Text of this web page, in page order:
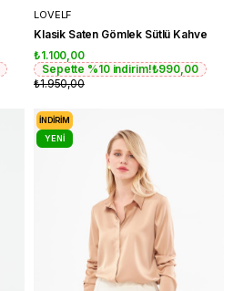
LOVELF
Klasik Saten Gömlek Sütlü Kahve
₺1.100,00
Sepette %10 indirim!₺990,00
₺1.950,00
İNDIRIM
YENI